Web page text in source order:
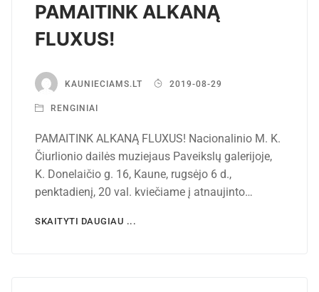
PAMAITINK ALKANĄ
FLUXUS!
KAUNIECIAMS.LT 2019-08-29
RENGINIAI
PAMAITINK ALKANĄ FLUXUS! Nacionalinio M. K.
Čiurlionio dailės muziejaus Paveikslų galerijoje,
K. Donelaičio g. 16, Kaune, rugsėjo 6 d.,
penktadienį, 20 val. kviečiame į atnaujinto…
SKAITYTI DAUGIAU ...